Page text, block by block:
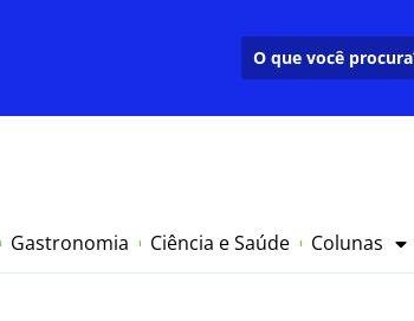
Gastronomia Ciência e Saúde Colunas